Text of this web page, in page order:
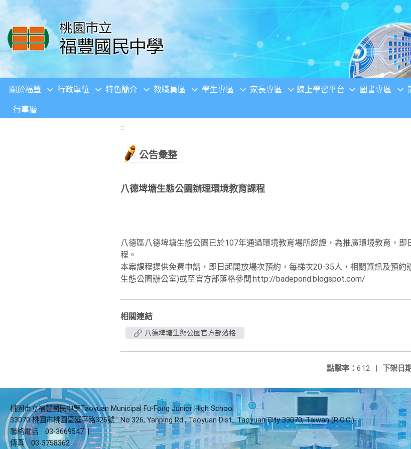
移至網頁之主要內容區位置
關於福豐 行政單位 特色簡介 教職員區 學生專區 家長專區 線上學習平台 圖書專區
行事曆
:::
公告彙整
八德埤塘生態公園辦理環境教育課程
八德區八德埤塘生態公園已於107年通過環境教育場所認證，為推廣環境教育，
程。
本案課程提供免費申請，即日起開放場次預約，每梯次20-35人，相關資訊及預
生態公園辦公室)或至官方部落格參閱:http://badepond.blogspot.com/
相關連結
八德埤塘生態公園官方部落格
下架日
點擊率： 612 |
桃園市立福豐國民中學Taoyuan Municipal Fu-Fong Junior High School
33070 桃園市桃園區延平路326號
No.326, Yanping Rd., Taoyuan Dist., Taoyuan City 33070, Taiwan (R.O.C.)
聯絡電話
03-3669547 |
傳真
03-3758362